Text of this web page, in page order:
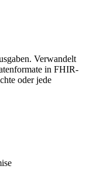
Verwandelt
in FHIR-
oder jede